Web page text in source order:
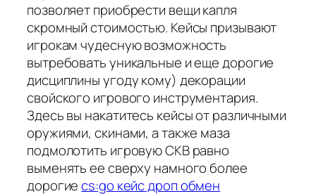
позволяет приобрести вещи капля
скромный стоимостью. Кейсы призывают
игрокам чудесную возможность
вытребовать уникальные и еще дорогие
дисциплины угоду кому) декорации
свойского игрового инструментария.
Здесь вы накатитесь кейсы от различными
оружиями, скинами, а также маза
подмолотить игровую СКВ равно
выменять ее сверху намного более
дорогиеcs:go кейс дроп обмен